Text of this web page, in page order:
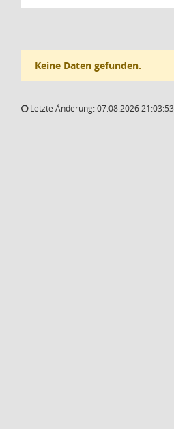
Keine Daten gefunden.
Letzte Änderung: 07.08.2026 21:03:53